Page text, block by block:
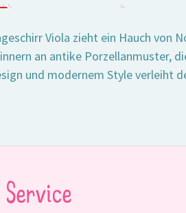
Viola zieht ein Hauch von
an antike Porzellanmuster,
und modernem Style verleiht
Service